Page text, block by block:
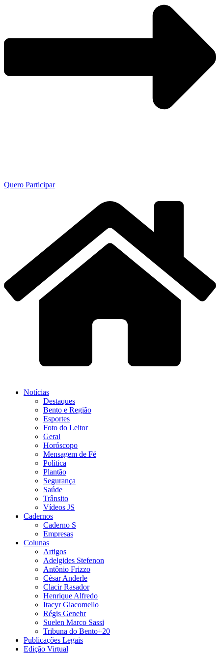
Quero Participar
Notícias
Destaques
Bento e Região
Esportes
Foto do Leitor
Geral
Horóscopo
Mensagem de Fé
Política
Plantão
Segurança
Saúde
Trânsito
Vídeos JS
Cadernos
Caderno S
Empresas
Colunas
Artigos
Adelgides Stefenon
Antônio Frizzo
César Anderle
Clacir Rasador
Henrique Alfredo
Itacyr Giacomello
Régis Genehr
Suelen Marco Sassi
Tribuna do Bento+20
Publicações Legais
Edição Virtual